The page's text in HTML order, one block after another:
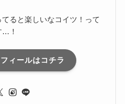
ると楽しいなコイツ！って
…！
ィールはコチラ